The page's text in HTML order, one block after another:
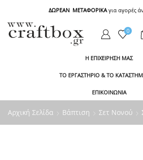
ΔΩΡΕΑΝ ΜΕΤΑΦΟΡΙΚΑγια αγορές
0
Η ΕΠΙΧΕΙΡΗΣΗ ΜΑΣ
ΤΟ ΕΡΓΑΣΤΗΡΙΟ & ΤΟ
ΕΠΙΚΟΙΝΩΝΙΑ
Αρχική Σελίδα Βάπτιση Σετ Νονού